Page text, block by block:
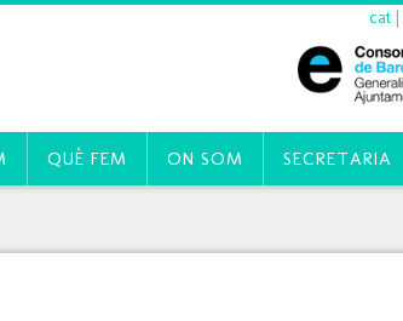
cat
QUÈ FEM ON SOM SECRETARIA